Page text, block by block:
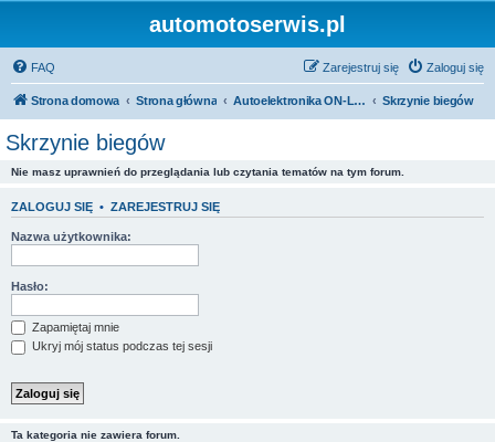
automotoserwis.pl
FAQ Zaloguj się
Zarejestruj się
Strona domowa Strona główna Autoelektronika ON-LINE Skrzynie biegów
Skrzynie biegów
Nie masz uprawnień do przeglądania lub czytania tematów na tym forum.
ZALOGUJ SIĘ • ZAREJESTRUJ SIĘ
Nazwa użytkownika:
Hasło:
Zapamiętaj mnie
Ukryj mój status podczas tej sesji
Ta kategoria nie zawiera forum.